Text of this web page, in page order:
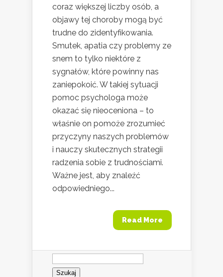
coraz większej liczby osób, a
objawy tej choroby mogą być
trudne do zidentyfikowania.
Smutek, apatia czy problemy ze
snem to tylko niektóre z
sygnałów, które powinny nas
zaniepokoić. W takiej sytuacji
pomoc psychologa może
okazać się nieoceniona – to
właśnie on pomoże zrozumieć
przyczyny naszych problemów
i nauczy skutecznych strategii
radzenia sobie z trudnościami.
Ważne jest, aby znaleźć
odpowiedniego...
Read More
Szukaj: